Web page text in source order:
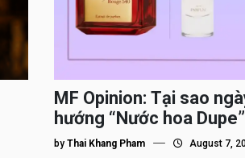
MF Opinion: Tại sao
hướng “Nước hoa
by Thai Khang Pham August 7,